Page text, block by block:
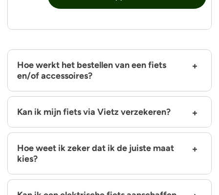
Hoe werkt het bestellen van een fiets
en/of accessoires?
Kan ik mijn fiets via Vietz verzekeren?
Hoe weet ik zeker dat ik de juiste maat
kies?